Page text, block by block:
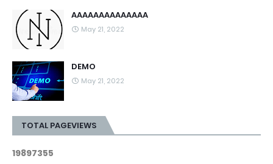
AAAAAAAAAAAAAA
May 21, 2022
DEMO
May 21, 2022
TOTAL PAGEVIEWS
19897355